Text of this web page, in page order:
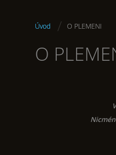
Úvod / O PLEMENI
O